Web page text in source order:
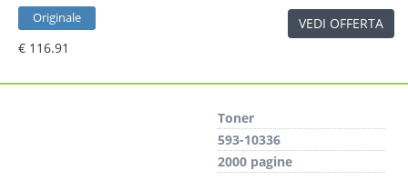
Originale
€ 116.91
VEDI OFFERTA
Toner
593-10336
2000 pagine